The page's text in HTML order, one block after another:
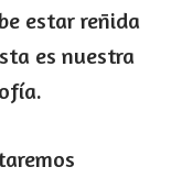
estar reñida
es nuestra